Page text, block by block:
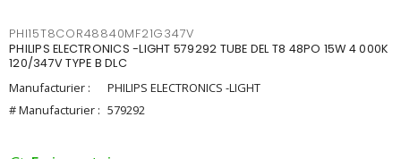
PHI15T8COR48840MF21G347V
PHILIPS ELECTRONICS -LIGHT 579292 TUBE DEL T8 48PO 15W 4 000K
120/347V TYPE B DLC
Manufacturier :
PHILIPS ELECTRONICS -LIGHT
# Manufacturier : 579292